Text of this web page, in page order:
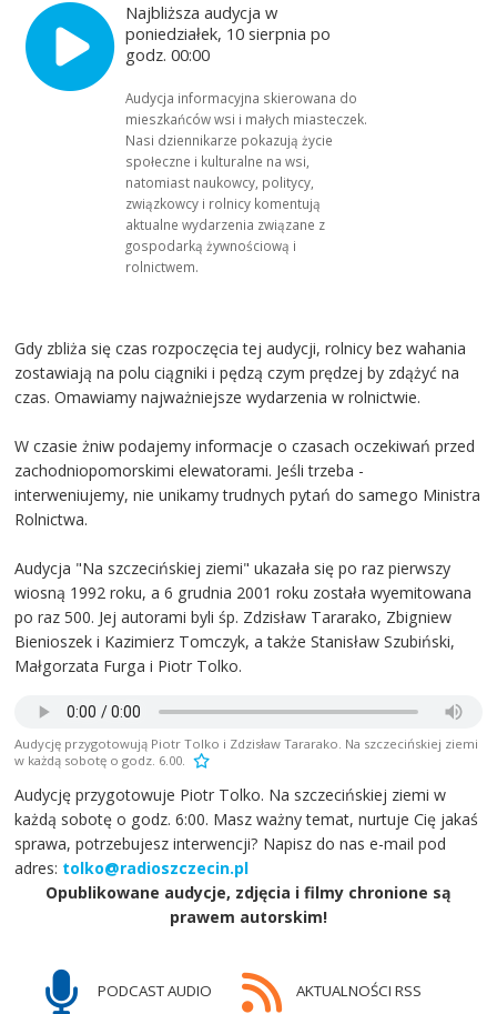
Najbliższa audycja w
poniedziałek, 10 sierpnia po
godz. 00:00
Audycja informacyjna skierowana do
mieszkańców wsi i małych miasteczek.
Nasi dziennikarze pokazują życie
społeczne i kulturalne na wsi,
natomiast naukowcy, politycy,
związkowcy i rolnicy komentują
aktualne wydarzenia związane z
gospodarką żywnościową i
rolnictwem.
Gdy zbliża się czas rozpoczęcia tej audycji, rolnicy bez wahania
zostawiają na polu ciągniki i pędzą czym prędzej by zdążyć na
czas. Omawiamy najważniejsze wydarzenia w rolnictwie.
W czasie żniw podajemy informacje o czasach oczekiwań przed
zachodniopomorskimi elewatorami. Jeśli trzeba -
interweniujemy, nie unikamy trudnych pytań do samego Ministra
Rolnictwa.
Audycja "Na szczecińskiej ziemi" ukazała się po raz pierwszy
wiosną 1992 roku, a 6 grudnia 2001 roku została wyemitowana
po raz 500. Jej autorami byli śp. Zdzisław Tararako, Zbigniew
Bienioszek i Kazimierz Tomczyk, a także Stanisław Szubiński,
Małgorzata Furga i Piotr Tolko.
Audycję przygotowują Piotr Tolko i Zdzisław Tararako. Na szczecińskiej ziemi
w każdą sobotę o godz. 6.00.
Audycję przygotowuje Piotr Tolko. Na szczecińskiej ziemi w
każdą sobotę o godz. 6:00. Masz ważny temat, nurtuje Cię jakaś
sprawa, potrzebujesz interwencji? Napisz do nas e-mail pod
adres: tolko@radioszczecin.pl
Opublikowane audycje, zdjęcia i filmy chronione są
prawem autorskim!
PODCAST AUDIO AKTUALNOŚCI RSS